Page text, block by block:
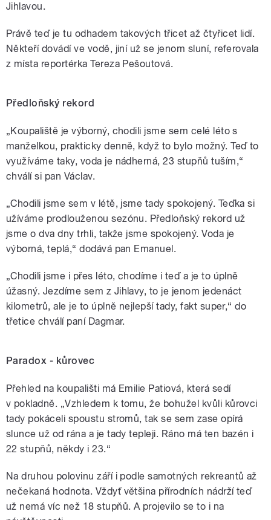
Jihlavou.
Právě teď je tu odhadem takových třicet až čtyřicet lidí.
Někteří dovádí ve vodě, jiní už se jenom sluní, referovala
z místa reportérka Tereza Pešoutová.
Předloňský rekord
„Koupaliště je výborný, chodili jsme sem celé léto s
manželkou, prakticky denně, když to bylo možný. Teď to
využíváme taky, voda je nádherná, 23 stupňů tuším,“
chválí si pan Václav.
„Chodili jsme sem v létě, jsme tady spokojený. Teďka si
užíváme prodlouženou sezónu. Předloňský rekord už
jsme o dva dny trhli, takže jsme spokojený. Voda je
výborná, teplá,“ dodává pan Emanuel.
„Chodili jsme i přes léto, chodíme i teď a je to úplně
úžasný. Jezdíme sem z Jihlavy, to je jenom jedenáct
kilometrů, ale je to úplně nejlepší tady, fakt super,“ do
třetice chválí paní Dagmar.
Paradox - kůrovec
Přehled na koupališti má Emilie Patiová, která sedí
v pokladně. „Vzhledem k tomu, že bohužel kvůli kůrovci
tady pokáceli spoustu stromů, tak se sem zase opírá
slunce už od rána a je tady tepleji. Ráno má ten bazén i
22 stupňů, někdy i 23.“
Na druhou polovinu září i podle samotných rekreantů až
nečekaná hodnota. Vždyť většina přírodních nádrží teď
už nemá víc než 18 stupňů. A projevilo se to i na